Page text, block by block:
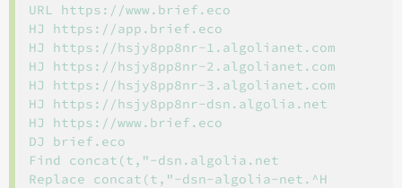
URL https://www.brief.eco
HJ https://app.brief.eco
HJ https://hsjy8pp8nr-1.algolianet.com
HJ https://hsjy8pp8nr-2.algolianet.com
HJ https://hsjy8pp8nr-3.algolianet.com
HJ https://hsjy8pp8nr-dsn.algolia.net
HJ https://www.brief.eco
DJ brief.eco
Find concat(t,"-dsn.algolia.net
Replace concat(t,"-dsn-algolia-net.^H